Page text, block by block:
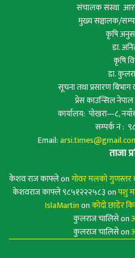
संचालक संस्था
मुख्य सञ्चालक/
कृषि
डा.
कृषि
डा.
सूचना तथा प्रसारण
प्रेस काउन्सिल
कार्यालय: पोखरा—८,
सम्पर्क नं :
Email:
ताजा
केशव राज काफ्लेonगोवर मलको गुणस्तर
केशवराज काफ्ले ९८५१२२२५८३onपशु
IslaMartinonकोदो छाडेर
कुलराज चालिसेon
कुलराज चालिसेon